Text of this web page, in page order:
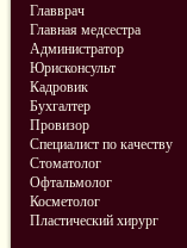
Главврач
Главная медсестра
Администратор
Юрисконсульт
Кадровик
Бухгалтер
Провизор
Специалист по качеству
Стоматолог
Офтальмолог
Косметолог
Пластический хирург